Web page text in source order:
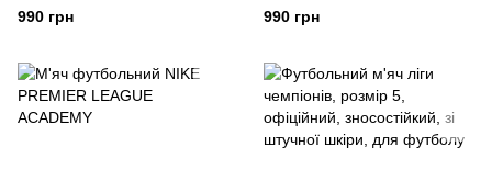
футбольні м'ячі для асфальту
та вулиці
990 грн
розмір 5, унісекс, дизайн
ігрового м'яча Бундесліги
990 грн